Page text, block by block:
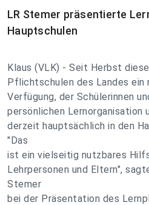
LR Stemer präsentierte
Hauptschulen
Klaus (VLK) - Seit Herbst
Pflichtschulen des Landes ein
Verfügung, der Schülerinnen
persönlichen Lernorganisation
derzeit hauptsächlich in den
"Das
ist ein vielseitig nutzbares
Lehrpersonen und Eltern",
Stemer
bei der Präsentation des